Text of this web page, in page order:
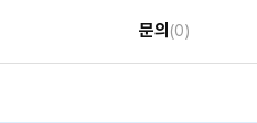
문의 (0)